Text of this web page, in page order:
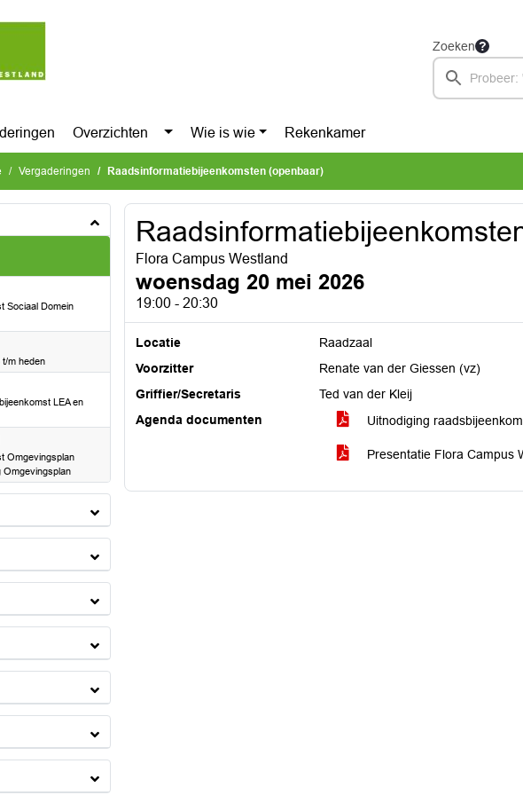
Zoeken
Overzichten Wie is wie Rekenkamer
Vergaderingen Raadsinformatiebijeenkomsten (openbaar)
Sociaal Domein
t/m heden
LEA en
2026
Omgevingsplan
Omgevingsplan
Flora Campus Westland
woensdag 20 mei 2026
19:00 - 20:30
Locatie
Raadzaal
Voorzitter
Renate van der Giessen (vz)
Griffier/Secretaris
Ted van der Kleij
Agenda documenten
Uitnodiging
Presentatie Flora Campus